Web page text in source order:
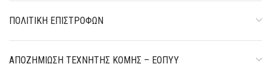
ΠΟΛΙΤΙΚΉ ΕΠΙΣΤΡΟΦΏΝ
ΑΠΟΖΗΜΊΩΣΗ ΤΕΧΝΗΤΉΣ ΚΌΜΗΣ – ΕΟΠΥΥ